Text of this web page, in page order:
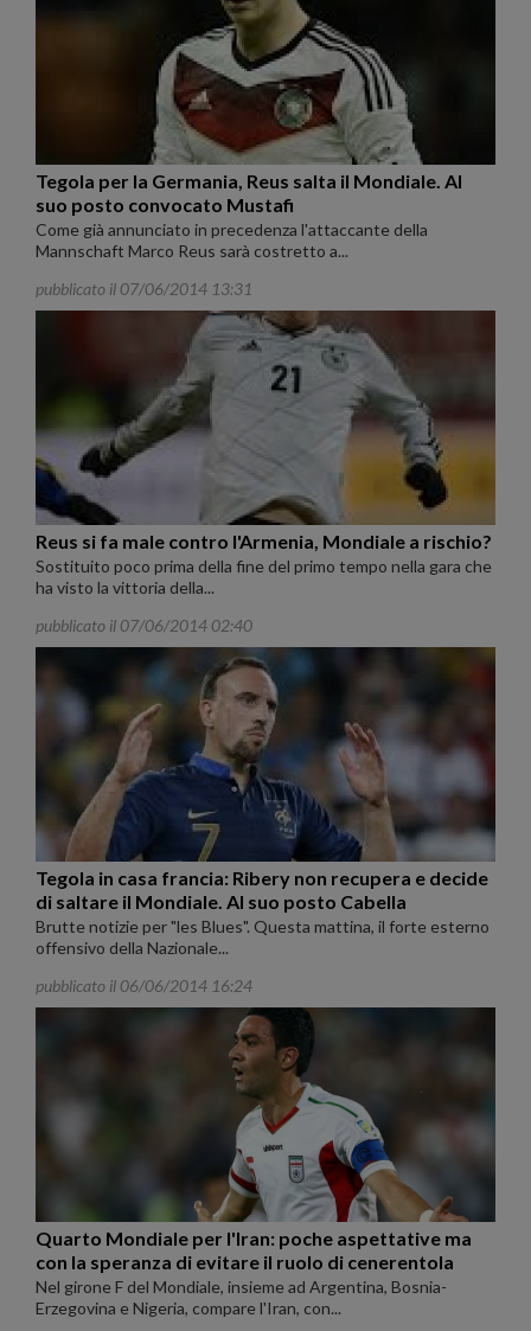
Tegola per la Germania, Reus salta il Mondiale. Al
suo posto convocato Mustafi
Come già annunciato in precedenza l'attaccante della
Mannschaft Marco Reus sarà costretto a...
pubblicato il 07/06/2014 13:31
Reus si fa male contro l'Armenia, Mondiale a rischio?
Sostituito poco prima della fine del primo tempo nella gara che
ha visto la vittoria della...
pubblicato il 07/06/2014 02:40
Tegola in casa francia: Ribery non recupera e decide
di saltare il Mondiale. Al suo posto Cabella
Brutte notizie per "les Blues". Questa mattina, il forte esterno
offensivo della Nazionale...
pubblicato il 06/06/2014 16:24
Quarto Mondiale per l'Iran: poche aspettative ma
con la speranza di evitare il ruolo di cenerentola
Nel girone F del Mondiale, insieme ad Argentina, Bosnia-
Erzegovina e Nigeria, compare l'Iran, con...